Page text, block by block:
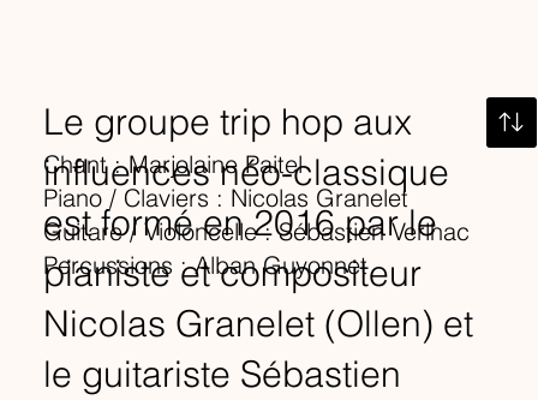
Chant : Marjolaine Paitel
Piano / Claviers : Nicolas Granelet
Guitare / Violoncelle : Sébastien Verlhac
Percussions : Alban Guyonnet
Le groupe trip hop aux
influences néo-classique
est formé en 2016 par le
pianiste et compositeur
Nicolas Granelet (Ollen) et
le guitariste Sébastien